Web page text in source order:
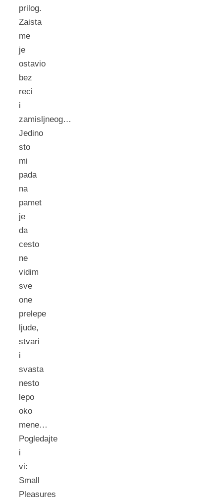
prilog.
Zaista
me
je
ostavio
bez
reci
i
zamisljneog…
Jedino
sto
mi
pada
na
pamet
je
da
cesto
ne
vidim
sve
one
prelepe
ljude,
stvari
i
svasta
nesto
lepo
oko
mene…
Pogledajte
i
vi:
Small
Pleasures